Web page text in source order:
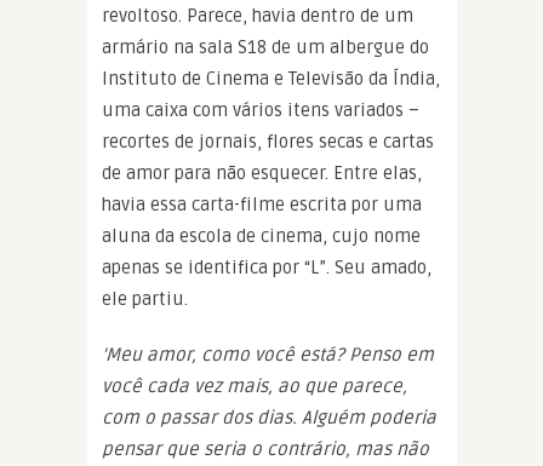
revoltoso. Parece, havia dentro de um
armário na sala S18 de um albergue do
Instituto de Cinema e Televisão da Índia,
uma caixa com vários itens variados –
recortes de jornais, flores secas e cartas
de amor para não esquecer. Entre elas,
havia essa carta-filme escrita por uma
aluna da escola de cinema, cujo nome
apenas se identifica por “L”. Seu amado,
ele partiu.
‘Meu amor, como você está? Penso em
você cada vez mais, ao que parece,
com o passar dos dias. Alguém poderia
pensar que seria o contrário, mas não